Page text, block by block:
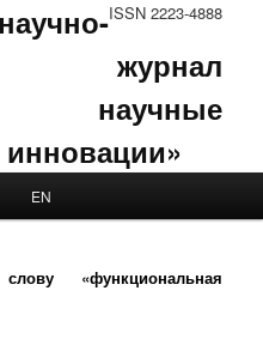
ISSN 2223-4888
журнал
научные
EN
«функциональная